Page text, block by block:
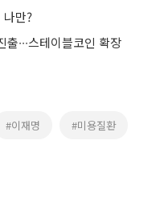
만?
∙∙∙스테이블코인 확장
#이재명 #미용질환